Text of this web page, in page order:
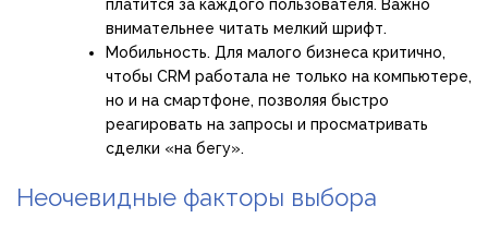
платится за каждого пользователя. Важно
внимательнее читать мелкий шрифт.
Мобильность. Для малого бизнеса критично,
чтобы CRM работала не только на компьютере,
но и на смартфоне, позволяя быстро
реагировать на запросы и просматривать
сделки «на бегу».
Неочевидные факторы выбора